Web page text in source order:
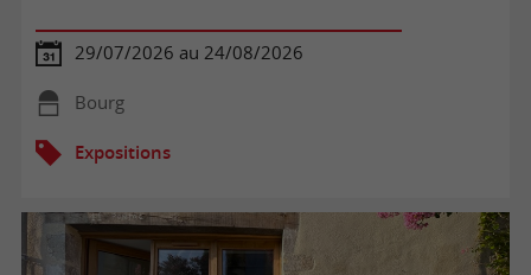
29/07/2026 au 24/08/2026
Bourg
Expositions